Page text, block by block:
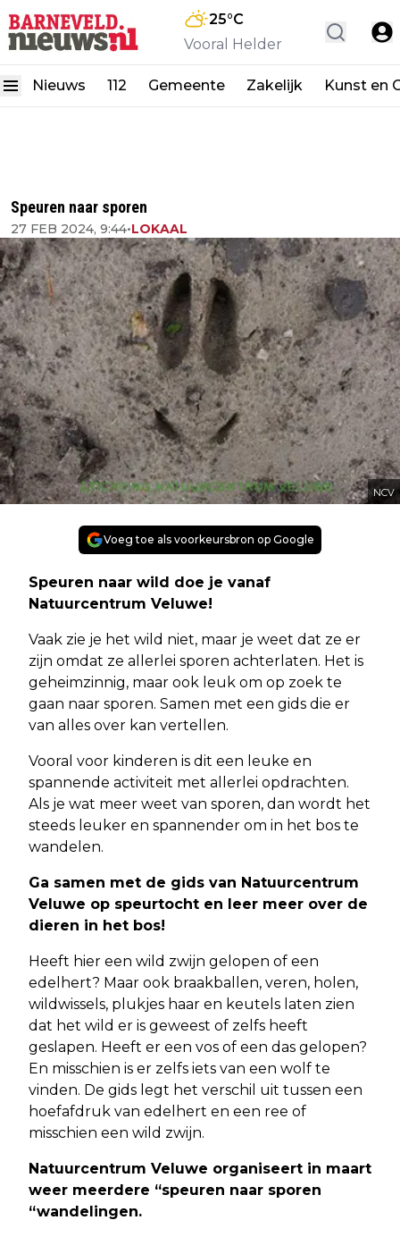
25°C
Vooral Helder
Nieuws 112 Gemeente Zakelijk Kunst en
Speuren naar sporen
27 FEB 2024, 9:44•LOKAAL
NCV
Voeg toe als voorkeursbron op Google
Speuren naar wild doe je vanaf
Natuurcentrum Veluwe!
Vaak zie je het wild niet, maar je weet dat ze er
zijn omdat ze allerlei sporen achterlaten. Het is
geheimzinnig, maar ook leuk om op zoek te
gaan naar sporen. Samen met een gids die er
van alles over kan vertellen.
Vooral voor kinderen is dit een leuke en
spannende activiteit met allerlei opdrachten.
Als je wat meer weet van sporen, dan wordt het
steeds leuker en spannender om in het bos te
wandelen.
Ga samen met de gids van Natuurcentrum
Veluwe op speurtocht en leer meer over de
dieren in het bos!
Heeft hier een wild zwijn gelopen of een
edelhert? Maar ook braakballen, veren, holen,
wildwissels, plukjes haar en keutels laten zien
dat het wild er is geweest of zelfs heeft
geslapen. Heeft er een vos of een das gelopen?
En misschien is er zelfs iets van een wolf te
vinden. De gids legt het verschil uit tussen een
hoefafdruk van edelhert en een ree of
misschien een wild zwijn.
Natuurcentrum Veluwe organiseert in maart
weer meerdere “speuren naar sporen
“wandelingen.